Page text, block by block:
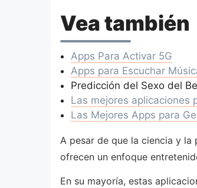
Vea también
Apps Para Activar 5G
Apps para Escuchar
Predicción del Sexo del
Las mejores aplicaciones
Las Mejores Apps para
A pesar de que la ciencia y
ofrecen un enfoque
En su mayoría, estas